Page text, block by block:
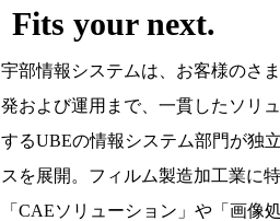
Fits your next.
宇部情報システムは、お客様のさ
発および運用まで、一貫したソリ
するUBEの情報システム部門が独
スを展開。フィルム製造加工業に
「CAEソリューション」や「画